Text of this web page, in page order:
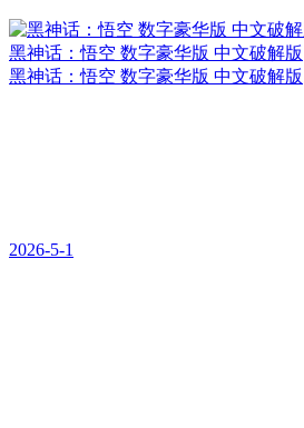
黑神话：悟空 数字豪华版 中文破解版
黑神话：悟空 数字豪华版 中文破解版
2026-5-1